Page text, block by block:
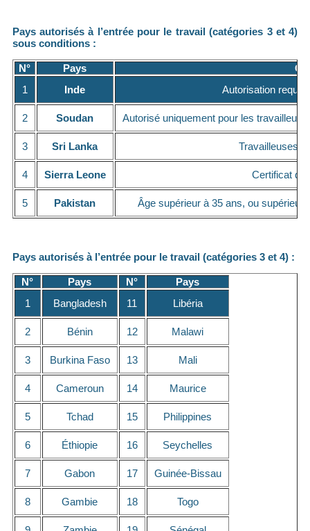
Pays autorisés à l’entrée pour le travail (catégories 3 et 4)
sous conditions :
N° Pays
1
Inde Autorisation
2 Soudan Autorisé uniquement pour les
3 Sri Lanka Travailleuses
4 Sierra Leone Certificat de
5 Pakistan Âge supérieur à 35 ans, ou supérieur
Pays autorisés à l’entrée pour le travail (catégories 3 et 4) :
N° Pays N°
Pays
1
Bangladesh 11 Libéria
2 Bénin 12 Malawi
3 Burkina Faso 13 Mali
4 Cameroun 14 Maurice
5 Tchad 15 Philippines
6 Éthiopie 16 Seychelles
7 Gabon 17 Guinée-Bissau
8 Gambie 18 Togo